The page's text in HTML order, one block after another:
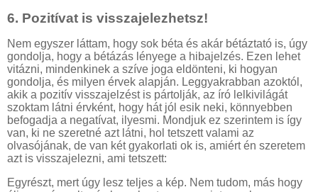
6. Pozitívat is visszajelezhetsz!
Nem egyszer láttam, hogy sok béta és akár bétáztató is, úgy
gondolja, hogy a bétázás lényege a hibajelzés. Ezen lehet
vitázni, mindenkinek a szíve joga eldönteni, ki hogyan
gondolja, és milyen érvek alapján. Leggyakrabban azoktól,
akik a pozitív visszajelzést is pártolják, az író lelkivilágát
szoktam látni érvként, hogy hát jól esik neki, könnyebben
befogadja a negatívat, ilyesmi. Mondjuk ez szerintem is így
van, ki ne szeretné azt látni, hol tetszett valami az
olvasójának, de van két gyakorlati ok is, amiért én szeretem
azt is visszajelezni, ami tetszett:
Egyrészt, mert úgy lesz teljes a kép. Nem tudom, más hogy